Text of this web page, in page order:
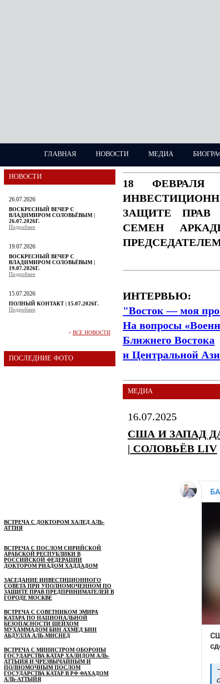
ГЛАВНАЯ НОВОСТИ МЕДИА
НОВОСТИ
26.07.2026
ВОСКРЕСНЫЙ ВЕЧЕР С
ВЛАДИМИРОМ СОЛОВЬЁВЫМ |
26.07.2026Г.
Подробнее
19.07.2026
ВОСКРЕСНЫЙ ВЕЧЕР С
ВЛАДИМИРОМ СОЛОВЬЁВЫМ |
19.07.2026Г.
Подробнее
15.07.2026
ПОЛНЫЙ КОНТАКТ | 15.07.2026Г.
Подробнее
> ВСЕ НОВОСТИ
ПОСЛЕДНИЕ ФОТО
ВСТРЕЧА С ДОКТОРОМ ХАЛЕД АЛЬ-
АТТИЯ
ВСТРЕЧА С ПОСЛОМ СИРИЙСКОЙ
АРАБСКОЙ РЕСПУБЛИКИ В
РОССИЙСКОЙ ФЕДЕРАЦИИ
ДОКТОРОМ РИАДОМ ХАДДАДОМ
ЗАСЕДАНИЕ ИНВЕСТИЦИОННОГО
СОВЕТА ПРИ УПОЛНОМОЧЕННОМ ПО
ЗАЩИТЕ ПРАВ ПРЕДПРИНИМАТЕЛЕЙ В
ГОРОДЕ МОСКВЕ
ВСТРЕЧА С СОВЕТНИКОМ ЭМИРА
КАТАРА ПО НАЦИОНАЛЬНОЙ
БЕЗОПАСНОСТИ ШЕЙХОМ
МУХАММАДОМ БИН АХМЕД БИН
АБДУЛЛА АЛЬ-МИСНЕД
ВСТРЕЧА С МИНИСТРОМ ОБОРОНЫ
ГОСУДАРСТВА КАТАР ХАЛИДОМ АЛЬ-
АТТЫЙЯ И ЧРЕЗВЫЧАЙНЫМ И
ПОЛНОМОЧНЫМ ПОСЛОМ
ГОСУДАРСТВА КАТАР В РФ ФАХАДОМ
АЛЬ-АТТЫЙЯ
18 ФЕВРАЛЯ
ЗАЩИТЕ ПРАВ
СЕМЕН
ИНТЕРВЬЮ:
"Восток — моя
На вопросы
Ближнего Востока
и Центральной
МЕДИА
16.07.2025
США И ЗАПАД
| СОЛОВЬЁВ LIV